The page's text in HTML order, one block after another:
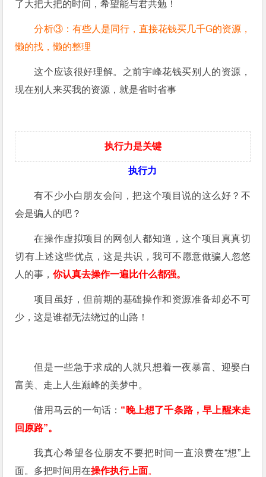
了大把大把的时间，希望能与君共勉！
分析③：有些人是同行，直接花钱买几千G的资源，
懒的找，懒的整理
这个应该很好理解。之前宇峰花钱买别人的资源，
现在别人来买我的资源，就是省时省事
执行力是关键
执行力
有不少小白朋友会问，把这个项目说的这么好？不
会是骗人的吧？
在操作虚拟项目的网创人都知道，这个项目真真切
切有上述这些优点，这是共识，我可不愿意做骗人忽悠
人的事，你认真去操作一遍比什么都强。
项目虽好，但前期的基础操作和资源准备却必不可
少，这是谁都无法绕过的山路！
但是一些急于求成的人就只想着一夜暴富、迎娶白
富美、走上人生巅峰的美梦中。
借用马云的一句话： “晚上想了千条路，早上醒来走
回原路”。
我真心希望各位朋友不要把时间一直浪费在“想”上
面。多把时间用在操作执行上面。